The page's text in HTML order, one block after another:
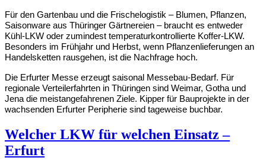
Für den Gartenbau und die Frischelogistik – Blumen, Pflanzen,
Saisonware aus Thüringer Gärtnereien – braucht es entweder
Kühl-LKW oder zumindest temperaturkontrollierte Koffer-LKW.
Besonders im Frühjahr und Herbst, wenn Pflanzenlieferungen an
Handelsketten rausgehen, ist die Nachfrage hoch.
Die Erfurter Messe erzeugt saisonal Messebau-Bedarf. Für
regionale Verteilerfahrten in Thüringen sind Weimar, Gotha und
Jena die meistangefahrenen Ziele. Kipper für Bauprojekte in der
wachsenden Erfurter Peripherie sind tageweise buchbar.
Welcher LKW für welchen Einsatz –
Erfurt